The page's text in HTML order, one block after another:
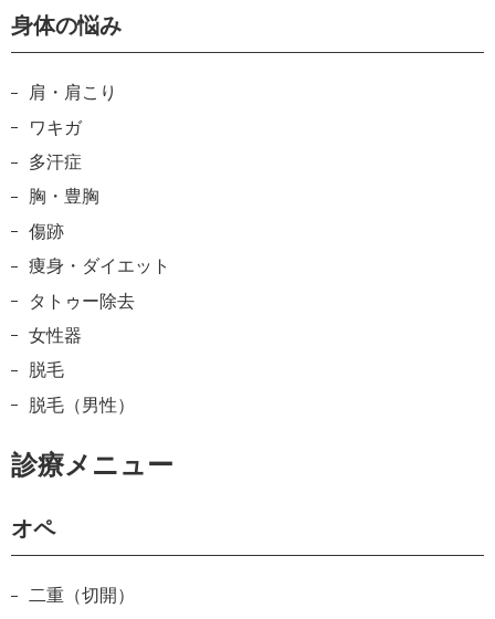
身体の悩み
肩・肩こり
ワキガ
多汗症
胸・豊胸
傷跡
痩身・ダイエット
タトゥー除去
女性器
脱毛
脱毛（男性）
診療メニュー
オペ
二重（切開）